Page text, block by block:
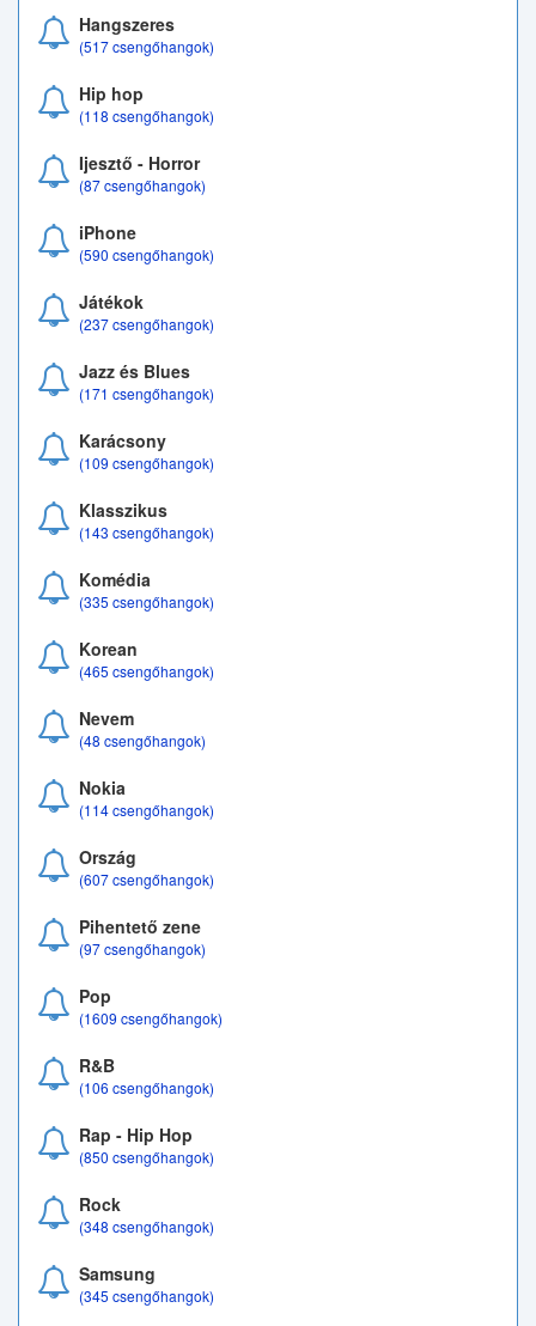
Hangszeres
(517 csengőhangok)
Hip hop
(118 csengőhangok)
Ijesztő - Horror
(87 csengőhangok)
iPhone
(590 csengőhangok)
Játékok
(237 csengőhangok)
Jazz és Blues
(171 csengőhangok)
Karácsony
(109 csengőhangok)
Klasszikus
(143 csengőhangok)
Komédia
(335 csengőhangok)
Korean
(465 csengőhangok)
Nevem
(48 csengőhangok)
Nokia
(114 csengőhangok)
Ország
(607 csengőhangok)
Pihentető zene
(97 csengőhangok)
Pop
(1609 csengőhangok)
R&B
(106 csengőhangok)
Rap - Hip Hop
(850 csengőhangok)
Rock
(348 csengőhangok)
Samsung
(345 csengőhangok)